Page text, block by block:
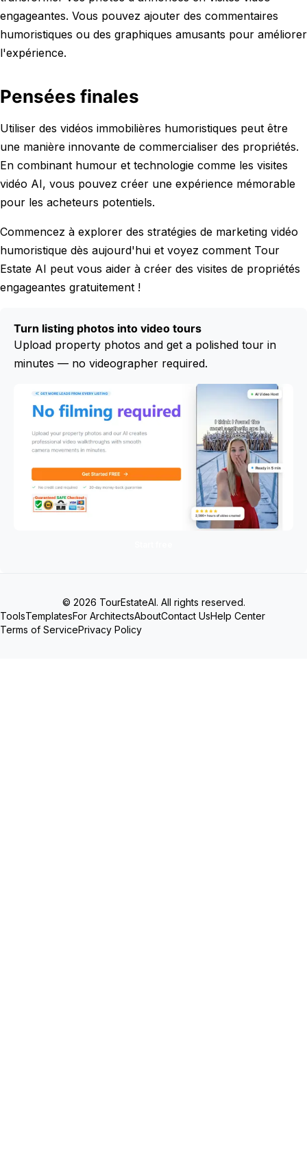
engageantes. Vous pouvez ajouter des commentaires
humoristiques ou des graphiques amusants pour améliorer
l'expérience.
Pensées finales
Utiliser des vidéos immobilières humoristiques peut être
une manière innovante de commercialiser des propriétés.
En combinant humour et technologie comme les visites
vidéo AI, vous pouvez créer une expérience mémorable
pour les acheteurs potentiels.
Commencez à explorer des stratégies de marketing vidéo
humoristique dès aujourd'hui et voyez comment Tour
Estate AI peut vous aider à créer des visites de propriétés
engageantes gratuitement !
Turn listing photos into video tours
Upload property photos and get a polished tour in
minutes — no videographer required.
© 2026 TourEstateAI. All rights reserved.
ToolsTemplatesFor ArchitectsAboutContact UsHelp Center
Terms of ServicePrivacy Policy